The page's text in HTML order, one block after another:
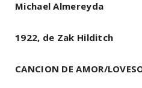
Michael Almereyda
1922, de Zak Hilditch
CANCION DE AMOR/